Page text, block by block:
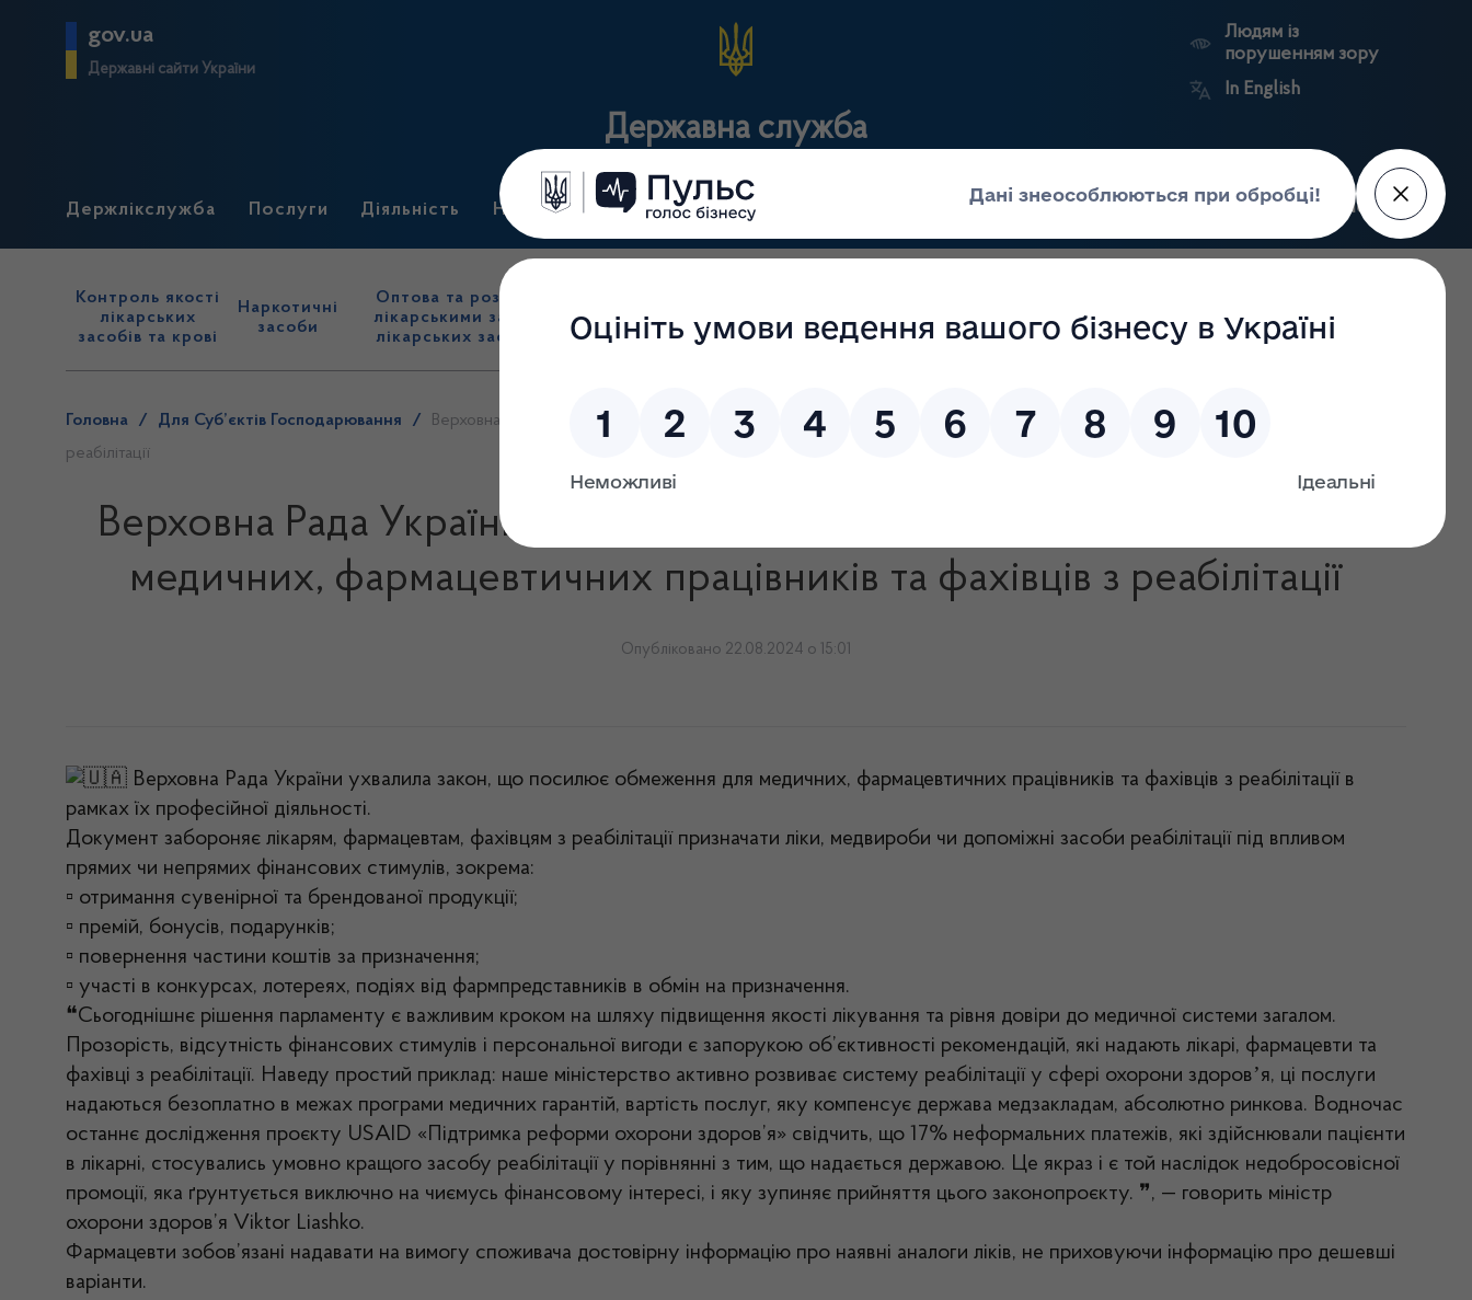
gov.ua
Державні сайти України
Державна служба
Людям із
порушенням зору
In English
Держлікслужба Послуги Діяльність Нормативні документи Для громадськості Прес-центр Пошук
Контроль якості
лікарських
засобів та крові
Наркотичні
засоби
Оптова та роздрібна торгівля
лікарськими засобами, імпорт
лікарських засобів (крім АФІ)
нагляд
(контроль)
засобів, крові та
сертифікація
нагляд
реєстри
портал
Держлікслужби
Головна / Для Суб’єктів Господарювання /
Верховна Рада України ухвалила закон, що посилює обмеження для медичних, фармацевтичних працівників та фахівців з
реабілітації
Верховна Рада України ухвалила закон, що посилює обмеження для
медичних, фармацевтичних працівників та фахівців з реабілітації
Опубліковано 22.08.2024 о 15:01
Верховна Рада України ухвалила закон, що посилює обмеження для медичних, фармацевтичних працівників та фахівців з реабілітації в
рамках їх професійної діяльності.
Документ забороняє лікарям, фармацевтам, фахівцям з реабілітації призначати ліки, медвироби чи допоміжні засоби реабілітації під впливом
прямих чи непрямих фінансових стимулів, зокрема:
▫︎ отримання сувенірної та брендованої продукції;
▫︎ премій, бонусів, подарунків;
▫︎ повернення частини коштів за призначення;
▫︎ участі в конкурсах, лотереях, подіях від фармпредставників в обмін на призначення.
❝Сьогоднішнє рішення парламенту є важливим кроком на шляху підвищення якості лікування та рівня довіри до медичної системи загалом.
Прозорість, відсутність фінансових стимулів і персональної вигоди є запорукою об’єктивності рекомендацій, які надають лікарі, фармацевти та
фахівці з реабілітації. Наведу простий приклад: наше міністерство активно розвиває систему реабілітації у сфері охорони здоровʼя, ці послуги
надаються безоплатно в межах програми медичних гарантій, вартість послуг, яку компенсує держава медзакладам, абсолютно ринкова. Водночас
останнє дослідження проєкту USAID «Підтримка реформи охорони здоров’я» свідчить, що 17% неформальних платежів, які здійснювали пацієнти
в лікарні, стосувались умовно кращого засобу реабілітації у порівнянні з тим, що надається державою. Це якраз і є той наслідок недобросовісної
промоції, яка ґрунтується виключно на чиємусь фінансовому інтересі, і яку зупиняє прийняття цього законопроєкту. ❞, — говорить міністр
охорони здоров’я Viktor Liashko.
Фармацевти зобов’язані надавати на вимогу споживача достовірну інформацію про наявні аналоги ліків, не приховуючи інформацію про дешевші
варіанти.